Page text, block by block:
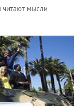
читают мысли